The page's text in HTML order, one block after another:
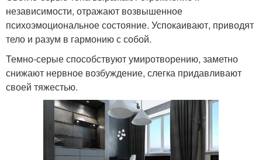
независимости, отражают возвышенное
психоэмоциональное состояние. Успокаивают, приводят
тело и разум в гармонию с собой.
Темно-серые способствуют умиротворению, заметно
снижают нервное возбуждение, слегка придавливают
своей тяжестью.